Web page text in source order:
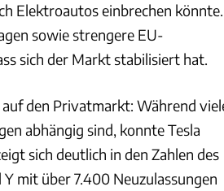
Elektroautos einbrechen könnte.
sowie strengere EU-
sich der Markt stabilisiert hat.
den Privatmarkt: Während
abhängig sind, konnte Tesla
sich deutlich in den Zahlen des
mit über 7.400 Neuzulassungen